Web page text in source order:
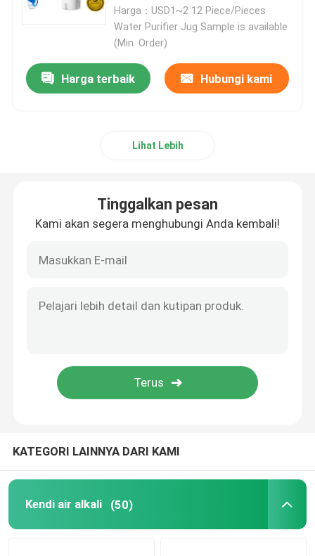
Filter Air Alkaline
Filter Air Meja Keramik
Sistem Filter Air Alkali
Reverse osmosis air purifier
Penggantian Filter Air Reverse Osmosis
Filter Air Mineral UF
Kitchen Water Filter
Harga：USD1~2 12 Piece/Pieces
Water Purifier Jug Sample is available
(Min. Order)
Harga terbaik Hubungi kami
Lihat Lebih
Tinggalkan pesan
Kami akan segera menghubungi Anda kembali!
KATEGORI LAINNYA DARI KAMI
Kendi air alkali (50)